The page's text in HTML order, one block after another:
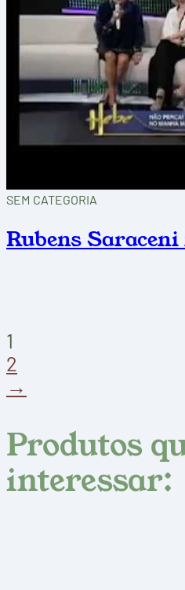
SEM CATEGORIA
Rubens
1
2
→
Produtos
interessar: